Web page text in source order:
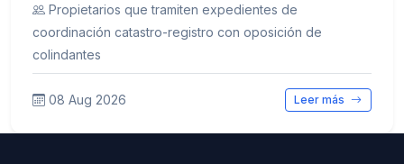
Propietarios que tramiten expedientes de
coordinación catastro-registro con oposición de
colindantes
08 Aug 2026 Leer más